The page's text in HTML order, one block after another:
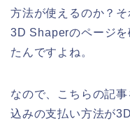
方法が使えるのか？そ
3D Shaperのページ
たんですよね。
なので、こちらの記
込みの支払い方法が